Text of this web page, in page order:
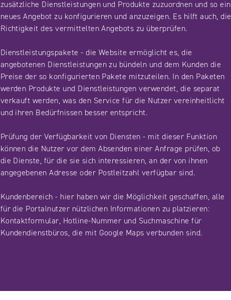
zusätzliche Dienstleistungen und Produkte zuzuordnen und so ein
neues Angebot zu konfigurieren und anzuzeigen. Es hilft auch, die
Richtigkeit des vermittelten Angebots zu überprüfen.
Dienstleistungspakete - die Website ermöglicht es, die
angebotenen Dienstleistungen zu bündeln und dem Kunden die
Preise der so konfigurierten Pakete mitzuteilen. In den Paketen
werden Produkte und Dienstleistungen verwendet, die separat
verkauft werden, was den Service für die Nutzer vereinheitlicht
und ihren Bedürfnissen besser entspricht.
Prüfung der Verfügbarkeit von Diensten - mit dieser Funktion
können die Nutzer vor dem Absenden einer Anfrage prüfen, ob
die Dienste, für die sie sich interessieren, an der von ihnen
angegebenen Adresse oder Postleitzahl verfügbar sind.
Kundenbereich - hier haben wir die Möglichkeit geschaffen, alle
für die Portalnutzer nützlichen Informationen zu platzieren:
Kontaktformular, Hotline-Nummer und Suchmaschine für
Kundendienstbüros, die mit Google Maps verbunden sind.